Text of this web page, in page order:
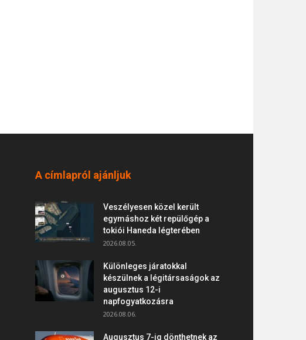
A címlapról ajánljuk
Veszélyesen közel került
egymáshoz két repülőgép a
tokiói Haneda légterében
2026.08.05.
Különleges járatokkal
készülnek a légitársaságok az
augusztus 12-i
napfogyatkozásra
2026.08.06.
Augusztus 7-ig dönthetnek az